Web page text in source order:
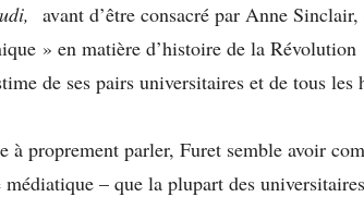
avant d’être consacré par Anne Sinclair,
» en matière d’histoire de la Révolution
de ses pairs universitaires et de tous les
à proprement parler, Furet semble avoir
– que la plupart des universitaires